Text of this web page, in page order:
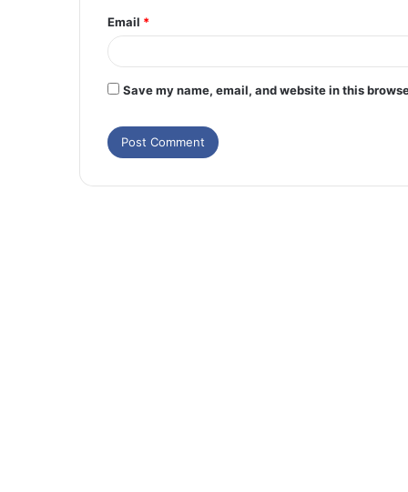
Email *
Save my name, email, and website in this